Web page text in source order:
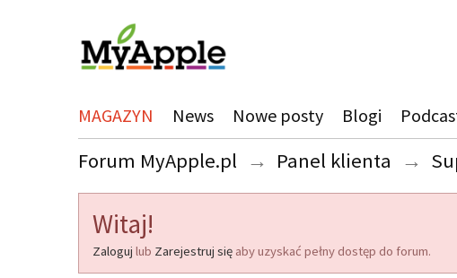
MAGAZYN News Nowe posty Blogi
Forum MyApple.pl → Panel klienta →
Witaj!
Zaloguj lub Zarejestruj się aby uzyskać pełny dostęp do forum.